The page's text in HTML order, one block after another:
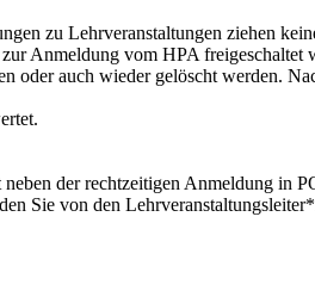
zu Lehrveranstaltungen ziehen
Anmeldung vom HPA freigeschaltet
auch wieder gelöscht werden.
der rechtzeitigen Anmeldung in
Sie von den